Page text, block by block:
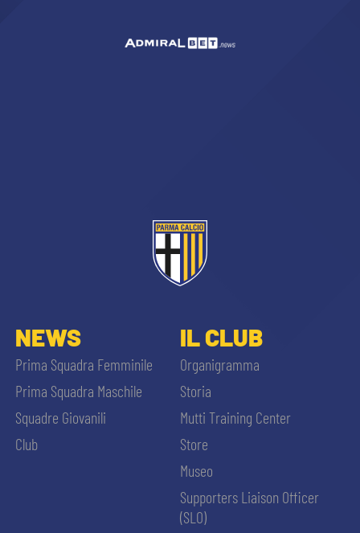
NEWS
Prima Squadra Femminile
Prima Squadra Maschile
Squadre Giovanili
Club
IL CLUB
Organigramma
Storia
Mutti Training Center
Store
Museo
Supporters Liaison Officer
(SLO)